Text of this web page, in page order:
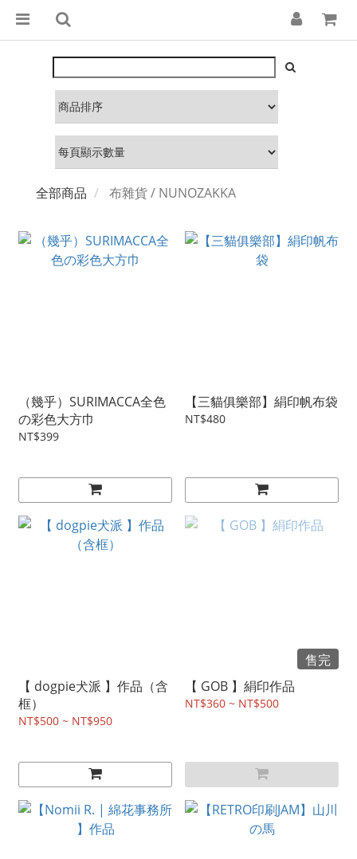
全部商品 布雜貨 / NUNOZAKKA
（幾乎）SURIMACCA全色
の彩色大方巾
NT$399
【三貓俱樂部】絹印帆布袋
NT$480
【 dogpie犬派 】作品（含
框）
NT$500 ~ NT$950
售完
【 GOB 】絹印作品
NT$360 ~ NT$500